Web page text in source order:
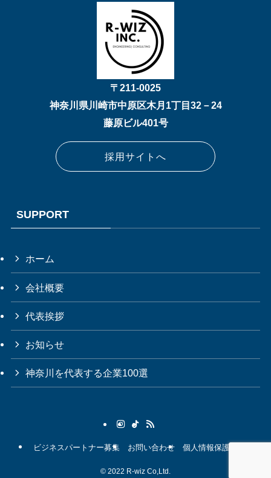
個人情報を取得・利用する目
本サービスにおいて、個人情報を取得・利用する目的は以下
のとおりです。
1.お客様ご自身の登録情報や利用状況の閲覧・修正を行って
いただくために、氏名、住所、連絡先、支払方法などの登録
情報、利用されたサービスや購入された商品、およびそれら
利用する目的
3.本人確認を行うために、氏名、生年月日、住所、電話番
4.商品代金のご請求のため、購入された商品名や数量、利用
されたサービスの種類や期間、回数、ご請求金額、氏名、住
所、銀行口座番号やクレジットカード番号などの支払いに関
する情報などを利用する目的
5.簡便にデータを入力できるようにするため、登録して頂い
た情報を入力画面に表示させたり、お客様のご指示に基づい
6.代金の支払いを遅滞したり第三者に損害を発生させたりす
るなど、本サービスの利用規約に違反したお客様や、不正・
不当な目的でサービスを利用しようとするお客様のご利用を
お断りするために、利用態様、氏名や住所など個人を特定す
ビスを提供するにあたって必要となる情報や、お客様のサー
8.上記の利用目的に付随する目的
〒211-0025
神奈川県川崎市中原区木月1丁目32－24
藤原ビル401号
採用サイトへ
SUPPORT
ホーム
会社概要
代表挨拶
お知らせ
神奈川を代表する企業100選
ビジネスパートナー募集 お問い合わせ 個人情報保護法
© 2022 R-wiz Co,Ltd.